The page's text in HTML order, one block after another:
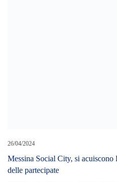
26/04/2024
Messina Social City, si acuiscono
delle partecipate